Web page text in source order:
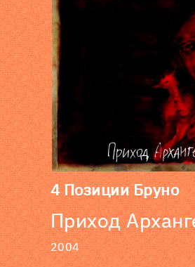
4 Позиции Бруно
Приход
2004